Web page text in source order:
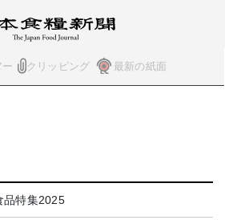
クリッピング 最新の紙面
品特集2025